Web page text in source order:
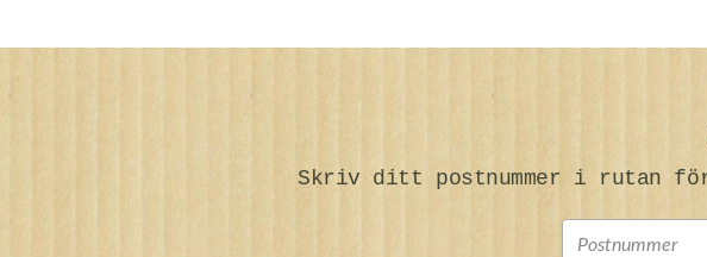
Skriv ditt postnummer i rutan